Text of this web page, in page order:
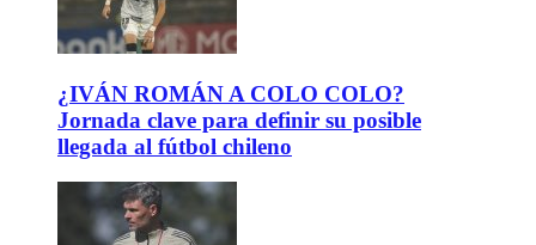
¿IVÁN ROMÁN A COLO COLO?
Jornada clave para definir su posible
llegada al fútbol chileno